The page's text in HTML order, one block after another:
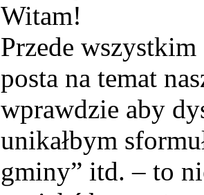
Witam!
Przede
posta na temat
wprawdzie aby
unikałbym
gminy” itd. – to